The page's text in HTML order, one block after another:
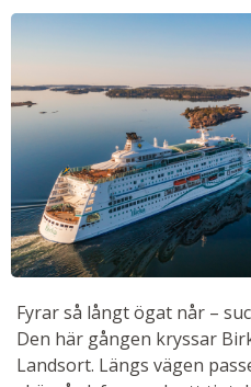
Fyrar så långt ögat når –
Den här gången kryssar
Landsort. Längs vägen